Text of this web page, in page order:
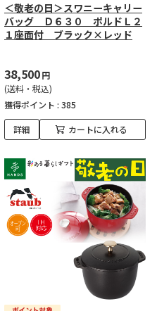
＜敬老の日＞スワニーキャリー
バッグ Ｄ６３０ ポルドＬ２
１座面付 ブラック×レッド
38,500円
(送料・税込)
獲得ポイント : 385
詳細 カートに入れる